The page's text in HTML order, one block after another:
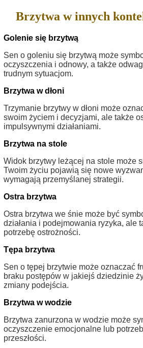
Brzytwa w innych
Golenie się brzytwą
Sen o goleniu się brzytwą może
oczyszczenia i odnowy, a także
trudnym sytuacjom.
Brzytwa w dłoni
Trzymanie brzytwy w dłoni może
swoim życiem i decyzjami, ale także
impulsywnymi działaniami.
Brzytwa na stole
Widok brzytwy leżącej na stole może
Twoim życiu pojawią się nowe
wymagają przemyślanej strategii.
Ostra brzytwa
Ostra brzytwa we śnie może być
działania i podejmowania ryzyka, ale
potrzebę ostrożności.
Tępa brzytwa
Sen o tępej brzytwie może oznaczać
braku postępów w jakiejś dziedzinie
zmiany podejścia.
Brzytwa w wodzie
Brzytwa zanurzona w wodzie może
oczyszczenie emocjonalne lub
przeszłości.